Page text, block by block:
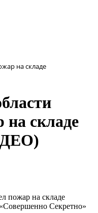
на складе
складе